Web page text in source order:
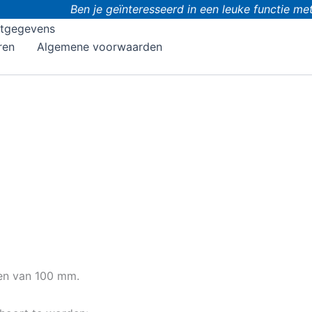
Ben je geïnteresseerd in een leuke functie
Algemene voorwaarden
van 100 mm.